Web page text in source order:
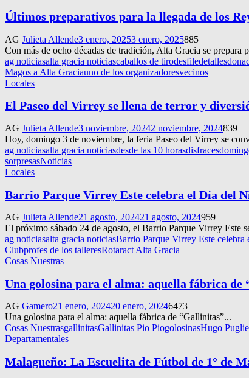
Últimos preparativos para la llegada de los
AG Julieta Allende3 enero, 20253 enero, 2025885
Con más de ocho décadas de tradición, Alta Gracia se
ag noticiasalta gracia noticiascaballos de tirodesfiledetalles
Magos a Alta Graciauno de los organizadoresvecinos
Locales
El Paseo del Virrey se llena de terror y
AG Julieta Allende3 noviembre, 20242 noviembre, 2024839
Hoy, domingo 3 de noviembre, la feria Paseo del Virrey se
ag noticiasalta gracia noticiasdesde las 10 horasdisfraces
sorpresasNoticias
Locales
Barrio Parque Virrey Este celebra el Día del
AG Julieta Allende21 agosto, 202421 agosto, 2024959
El próximo sábado 24 de agosto, el Barrio Parque Virrey Este
ag noticiasalta gracia noticiasBarrio Parque Virrey Este
Clubprofes de los talleresRotaract Alta Gracia
Cosas Nuestras
Una golosina para el alma: aquella fábrica de
AG Gamero21 enero, 202420 enero, 20246473
Una golosina para el alma: aquella fábrica de “Gallinitas”...
Cosas NuestrasgallinitasGallinitas Pio PiogolosinasHugo
Departamentales
Malagueño: La Escuelita de Fútbol de 1° de